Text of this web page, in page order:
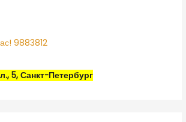
9883812
5, Санкт-Петербург